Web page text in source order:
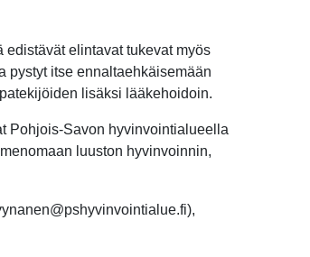
edistävät elintavat tukevat myös
pystyt itse ennaltaehkäisemään
lisäksi lääkehoidoin.
Pohjois-Savon hyvinvointialueella
luuston hyvinvoinnin,